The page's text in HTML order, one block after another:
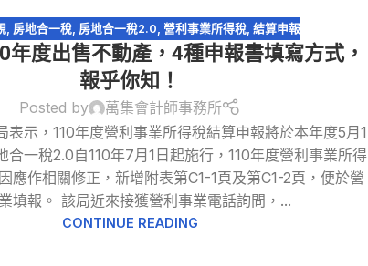
房地合一稅 房地合一稅2.0 ,營利事業所得稅 ,結算申報
年度出售不動產，4種申報書填寫方式，
報乎你知！
Posted by
萬集會計師事務所
表示，110年度營利事業所得稅結算申報將於本年度5月1
合一稅2.0自110年7月1日起施行，110年度營利事業所得
應作相關修正，新增附表第C1-1頁及第C1-2頁，便於營
填報。 該局近來接獲營利事業電話詢問，...
CONTINUE READING